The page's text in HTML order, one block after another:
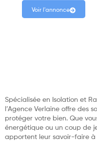
Voir l'annonce
Spécialisée en Isolation et
l’Agence Verlaine offre des
protéger votre bien. Que
énergétique ou un coup de
apportent leur savoir-faire à